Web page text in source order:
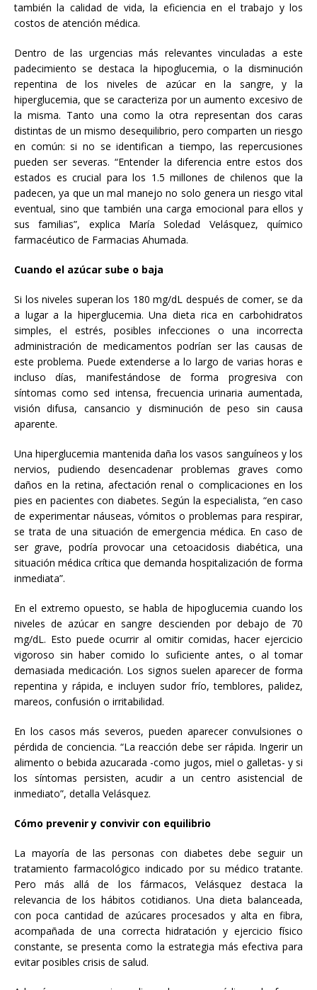
también la calidad de vida, la eficiencia en el trabajo y los
costos de atención médica.
Dentro de las urgencias más relevantes vinculadas a este
padecimiento se destaca la hipoglucemia, o la disminución
repentina de los niveles de azúcar en la sangre, y la
hiperglucemia, que se caracteriza por un aumento excesivo de
la misma. Tanto una como la otra representan dos caras
distintas de un mismo desequilibrio, pero comparten un riesgo
en común: si no se identifican a tiempo, las repercusiones
pueden ser severas. “Entender la diferencia entre estos dos
estados es crucial para los 1.5 millones de chilenos que la
padecen, ya que un mal manejo no solo genera un riesgo vital
eventual, sino que también una carga emocional para ellos y
sus familias”, explica María Soledad Velásquez, químico
farmacéutico de Farmacias Ahumada.
Cuando el azúcar sube o baja
Si los niveles superan los 180 mg/dL después de comer, se da
a lugar a la hiperglucemia. Una dieta rica en carbohidratos
simples, el estrés, posibles infecciones o una incorrecta
administración de medicamentos podrían ser las causas de
este problema. Puede extenderse a lo largo de varias horas e
incluso días, manifestándose de forma progresiva con
síntomas como sed intensa, frecuencia urinaria aumentada,
visión difusa, cansancio y disminución de peso sin causa
aparente.
Una hiperglucemia mantenida daña los vasos sanguíneos y los
nervios, pudiendo desencadenar problemas graves como
daños en la retina, afectación renal o complicaciones en los
pies en pacientes con diabetes. Según la especialista, “en caso
de experimentar náuseas, vómitos o problemas para respirar,
se trata de una situación de emergencia médica. En caso de
ser grave, podría provocar una cetoacidosis diabética, una
situación médica crítica que demanda hospitalización de forma
inmediata”.
En el extremo opuesto, se habla de hipoglucemia cuando los
niveles de azúcar en sangre descienden por debajo de 70
mg/dL. Esto puede ocurrir al omitir comidas, hacer ejercicio
vigoroso sin haber comido lo suficiente antes, o al tomar
demasiada medicación. Los signos suelen aparecer de forma
repentina y rápida, e incluyen sudor frío, temblores, palidez,
mareos, confusión o irritabilidad.
En los casos más severos, pueden aparecer convulsiones o
pérdida de conciencia. “La reacción debe ser rápida. Ingerir un
alimento o bebida azucarada -como jugos, miel o galletas- y si
los síntomas persisten, acudir a un centro asistencial de
inmediato”, detalla Velásquez.
Cómo prevenir y convivir con equilibrio
La mayoría de las personas con diabetes debe seguir un
tratamiento farmacológico indicado por su médico tratante.
Pero más allá de los fármacos, Velásquez destaca la
relevancia de los hábitos cotidianos. Una dieta balanceada,
con poca cantidad de azúcares procesados y alta en fibra,
acompañada de una correcta hidratación y ejercicio físico
constante, se presenta como la estrategia más efectiva para
evitar posibles crisis de salud.